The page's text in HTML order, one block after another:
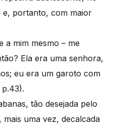
e, portanto, com maior
a mim mesmo – me
Ela era uma senhora,
eu era um garoto com
p.43).
tão desejada pelo
uma vez, decalcada